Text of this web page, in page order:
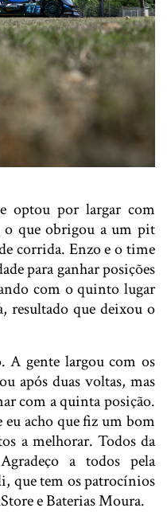
optou por largar com
o que obrigou a um pit
corrida. Enzo e o time
para ganhar posições
com o quinto lugar
resultado que deixou o
A gente largou com os
após duas voltas, mas
com a quinta posição.
acho que fiz um bom
a melhorar. Todos da
a todos pela
que tem os patrocínios
e Baterias Moura.